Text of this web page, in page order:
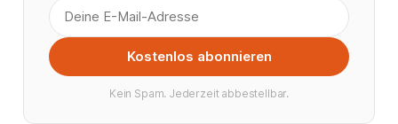
Kostenlos abonnieren
Kein Spam. Jederzeit abbestellbar.